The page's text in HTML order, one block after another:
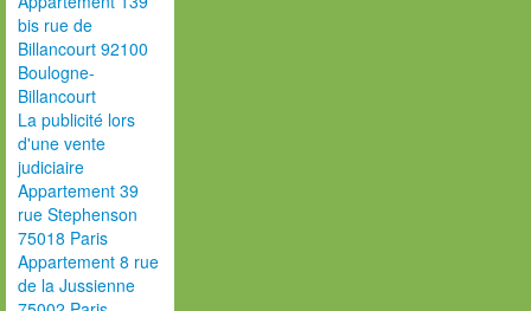
bis rue de
Billancourt 92100
Boulogne-
Billancourt
La publicité lors
d'une vente
judiciaire
Appartement 39
rue Stephenson
75018 Paris
Appartement 8 rue
de la Jussienne